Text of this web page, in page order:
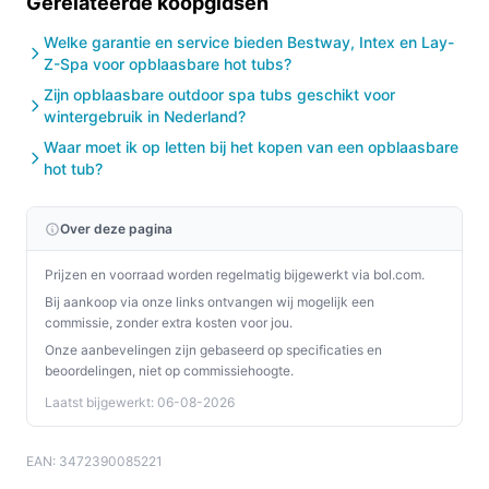
een garantieperiode van één jaar en de CE-
markering is zichtbaar; controleer
garantievoorwaarden en toepasselijkheid.
Veelgestelde vragen
Is dit geschikt voor thuisgebruik / intensief gebruik /
Geschiktheid hangt af van je spa en hoe vaak je filters
moet wisselen. De set bevat 6 patronen en is bedoeld
voor MSPA-modellen; controleer of je spa tot de
genoemde modellen behoort en of je normaal
gesproken meerdere vervangingen nodig hebt. Er staan
geen specificaties over levensduur of intensief gebruik
aanvullende fabrikantinformatie.
Waar moet ik op letten bij onderhoud?
Welke garantie en service bieden Bestway, Intex en Lay-
Z-Spa voor opblaasbare hot tubs?
Zijn opblaasbare outdoor spa tubs geschikt voor
wintergebruik in Nederland?
Waar moet ik op letten bij het kopen van een opblaasbare
hot tub?
Over deze pagina
Prijzen en voorraad worden regelmatig bijgewerkt via bol.com.
Bij aankoop via onze links ontvangen wij mogelijk een
commissie, zonder extra kosten voor jou.
Onze aanbevelingen zijn gebaseerd op specificaties en
beoordelingen, niet op commissiehoogte.
Laatst bijgewerkt: 06-08-2026
EAN: 3472390085221